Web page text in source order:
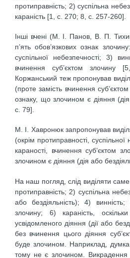
протиправність; 2) суспільна
караність [1, с. 270; 8, с. 257-260].
Інші вчені (М. І. Панов, В. П.
п’ять обов’язкових ознак
суспільної небезпечності; 3)
вчинення суб’єктом
Коржанський теж пропонував
(проте замість вчинення
ознаку, що злочином є діяння (дія
с. 79].
М. І. Хавронюк запропонував
(окрім протиправності, суспільної
караності, вчинення суб’єктом
злочином є діяння (дія або
На наш погляд, слід виділяти
протиправність; 2) суспільна
або бездіяльність); 4)
злочину; 6) караність,
усвідомленого діяння (дії або
без вчинення цього діяння
буде злочином. Наприклад,
тому не є злочином. Викрадення